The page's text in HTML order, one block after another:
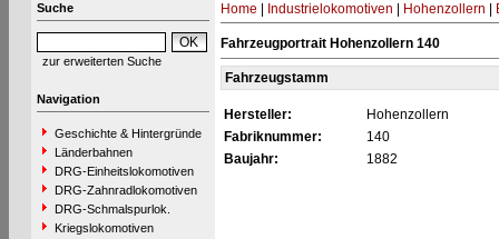
Suche
zur erweiterten Suche
Navigation
Geschichte & Hintergründe
Länderbahnen
DRG-Einheitslokomotiven
DRG-Zahnradlokomotiven
DRG-Schmalspurlok.
Kriegslokomotiven
Home Industrielokomotiven Hohenzollern
Fahrzeugportrait Hohenzollern 140
Fahrzeugstamm
Hersteller:
Hohenzollern
Fabriknummer:
140
Baujahr:
1882